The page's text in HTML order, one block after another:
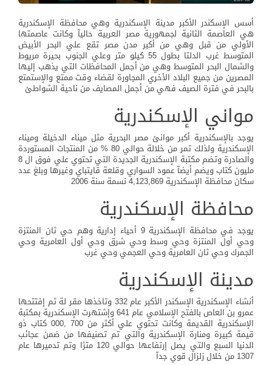
أسس الإسكندر الأكبر مدينة الإسكندرية وهي محافظة الإسكندرية
هي العاصمة الثانية لجمهورية مصر العربية حاليآ وكانت عاصمتها
الأولي من قبل وهي من أكبر مدن مصر تقع علي البحر الأبيض
المتوسط غرب الدلتا بطول 55 كيلو متر وعلي الجنوب بحيرة مريوط
والشمال البحر المتوسط وهي من أجمل المحافظات التي يذهب إليها
المصرين من جميع البلاد الأخري المجاورة لقضاء وقت ممتع والإستمتع
بالبحر في فترة الصيف فهي من أجمل المصايف من ناحية الشواطئ
مواني الإسكندرية
يوجد بالإسكندرية أكبر موانئ مصر البحرية مثل ميناء الدخيلة وميناء
الإسكندرية ولذلك تمر من خلالة حوالي 80 % من المنتجات المستوردة
والصادرة وتضم مكتبة الإسكندرية الجديدة التي تحتوي علي فوق ال 8
مليون كتاب ويضم أيضآ عمود السواري وقلعة قايتباي وغيرها وبلغ عدد
سكان محافظة الإسكندرية 4,123,869 نسمة سنة 2006
محافظة الإسكندرية
يوجد في محافظة الإسكندرية 9 أحياء إدارية وهم حي ثان المنتزة
وحي أول المنتزة وحي وسط وحي شرق وحي أول العامرية وحي
الجمرك وحي ثان العامرية وحي العجمي وحي غرب
مدينة الإسكندرية
أنشاء الإسكندرية الإسكندر الأكبر عام 332 وتاخذها مقر لة ثم إفتتحها
عمرو بن العاص بالفتح الإسلامي عام 641 وإشتهرت الإسكندرية بمكتبة
الإسكندرية القديمة وكانت تحتوي علي أكثر من 700 ,000 كتاب ذو
قيمة كبيرة ومنارة الإسكندرية والتي تم تصنيفها من ضمن عجائب
الدنيا السبع والتي يصل إرتفاعها حوالي 120 مترًا وتم تدميرها عام
1307 من خلال زلزال قوي جدآ